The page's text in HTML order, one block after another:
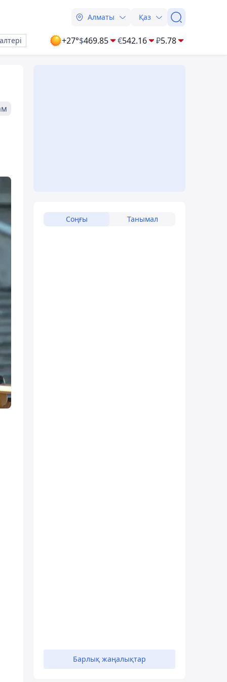
Алматы Қаз
+27°$469.85 €542.16 ₽5.78
Соңғы Танымал
Барлық жаңалықтар